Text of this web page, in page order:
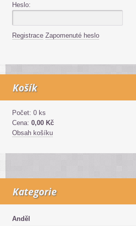
Heslo:
Registrace Zapomenuté heslo
Košík
Počet: 0 ks
Cena: 0,00 Kč
Obsah košíku
Kategorie
Anděl